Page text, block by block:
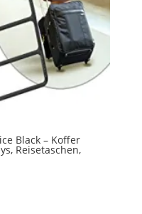
Black – Koffer
Reisetaschen,